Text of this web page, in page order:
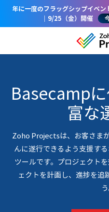
年に一度のフラッグシップイベ
｜9/25（金）開催
Basecamp
富な
Zoho Projectsは、お客さま
んに遂行できるよう支援す
ツールです。プロジェクト
ェクトを計画し、進捗を追
う